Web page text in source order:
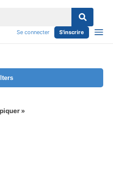
Se connecter S'inscrire
piquer